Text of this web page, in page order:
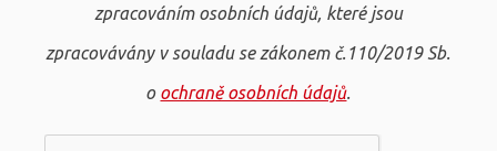
zpracováním osobních údajů, které jsou
zpracovávány v souladu se zákonem č.110/2019 Sb.
o ochraně osobních údajů.